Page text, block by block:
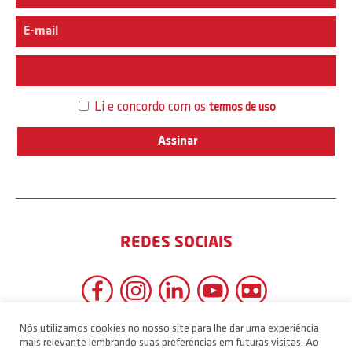
Li e concordo com os termos de uso
REDES SOCIAIS
Nós utilizamos cookies no nosso site para lhe dar uma experiência
mais relevante lembrando suas preferências em futuras visitas. Ao